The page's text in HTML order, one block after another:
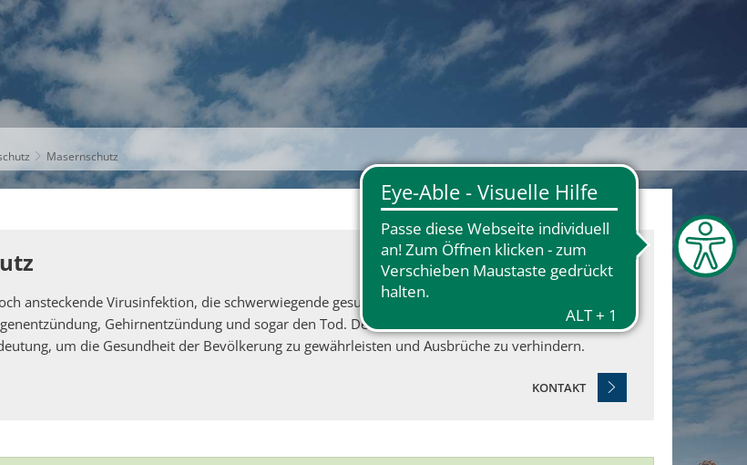
UNSER KREIS KARRIERE
Masernschutz
ansteckende Virusinfektion, die schwerwiegende gesundheitliche Komplikationen verursachen
Gehirnentzündung und sogar den Tod. Der Schutz vor Masern ist daher von
um die Gesundheit der Bevölkerung zu gewährleisten und Ausbrüche zu verhindern.
KONTAKT